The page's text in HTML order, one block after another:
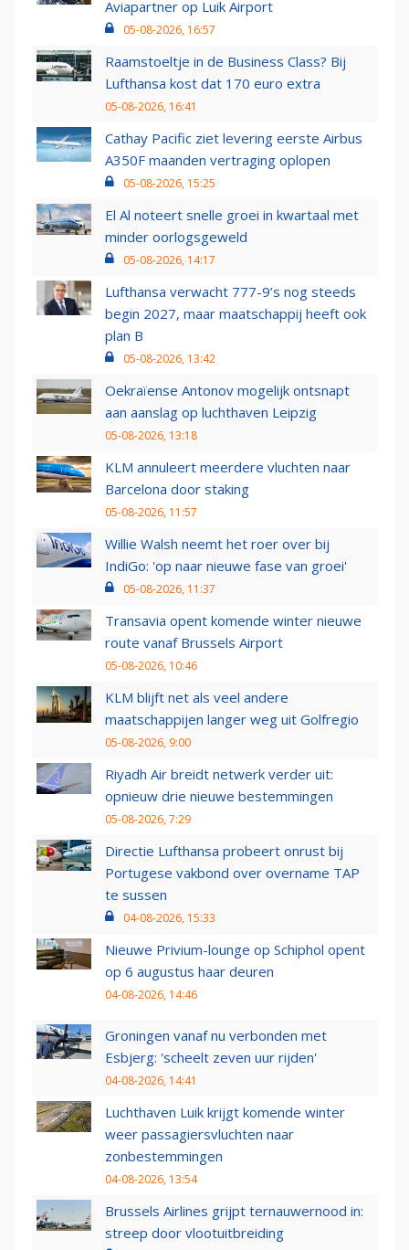
Aviapartner op Luik Airport
05-08-2026, 16:57
Raamstoeltje in de Business Class? Bij
Lufthansa kost dat 170 euro extra
05-08-2026, 16:41
Cathay Pacific ziet levering eerste Airbus
A350F maanden vertraging oplopen
05-08-2026, 15:25
El Al noteert snelle groei in kwartaal met
minder oorlogsgeweld
05-08-2026, 14:17
Lufthansa verwacht 777-9’s nog steeds
begin 2027, maar maatschappij heeft ook
plan B
05-08-2026, 13:42
Oekraïense Antonov mogelijk ontsnapt
aan aanslag op luchthaven Leipzig
05-08-2026, 13:18
KLM annuleert meerdere vluchten naar
Barcelona door staking
05-08-2026, 11:57
Willie Walsh neemt het roer over bij
IndiGo: 'op naar nieuwe fase van groei'
05-08-2026, 11:37
Transavia opent komende winter nieuwe
route vanaf Brussels Airport
05-08-2026, 10:46
KLM blijft net als veel andere
maatschappijen langer weg uit Golfregio
05-08-2026, 9:00
Riyadh Air breidt netwerk verder uit:
opnieuw drie nieuwe bestemmingen
05-08-2026, 7:29
Directie Lufthansa probeert onrust bij
Portugese vakbond over overname TAP
te sussen
04-08-2026, 15:33
Nieuwe Privium-lounge op Schiphol opent
op 6 augustus haar deuren
04-08-2026, 14:46
Groningen vanaf nu verbonden met
Esbjerg: 'scheelt zeven uur rijden'
04-08-2026, 14:41
Luchthaven Luik krijgt komende winter
weer passagiersvluchten naar
zonbestemmingen
04-08-2026, 13:54
Brussels Airlines grijpt ternauwernood in:
streep door vlootuitbreiding